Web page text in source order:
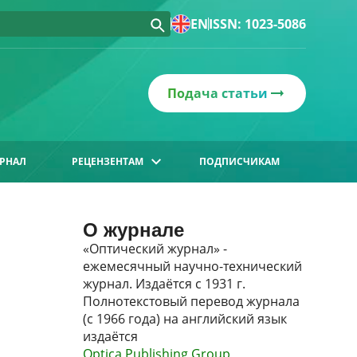
ENISSN: 1023-5086
Подача статьи
РЕЦЕНЗЕНТАМ ПОДПИСЧИКАМ
О журнале
«Оптический журнал» -
ежемесячный научно-технический
журнал. Издаётся с 1931 г.
Полнотекстовый перевод журнала
(с 1966 года) на английский язык
издаётся